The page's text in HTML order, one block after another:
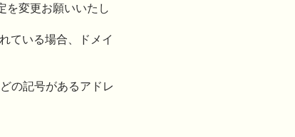
変更お願いいたし
ている場合、ドメイ
の記号があるアドレ